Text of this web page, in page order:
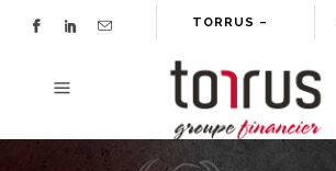
TORRUS –